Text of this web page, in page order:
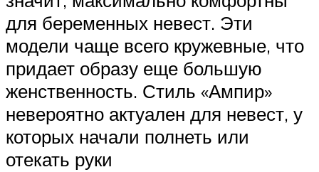
для беременных невест. Эти
модели чаще всего кружевные, что
придает образу еще большую
женственность. Стиль «Ампир»
невероятно актуален для невест, у
которых начали полнеть или
отекать руки